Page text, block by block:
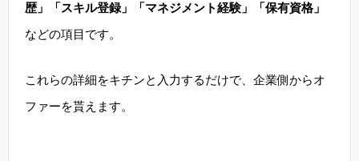
歴」「スキル登録」「マネジメント経験」「保有資格」
などの項目です。
これらの詳細をキチンと入力するだけで、企業側からオ
ファーを貰えます。